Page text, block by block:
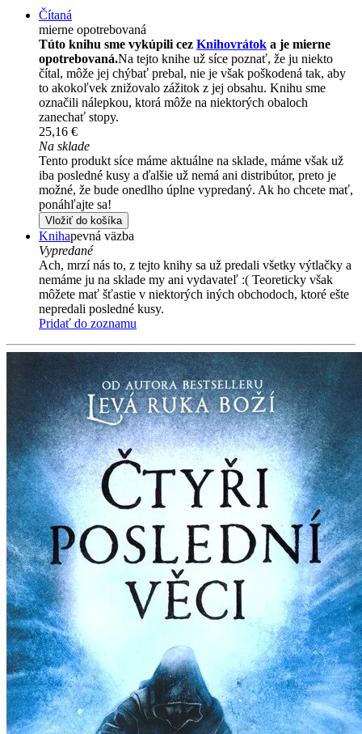
Čítaná
mierne opotrebovaná
Túto knihu sme vykúpili cez Knihovrátok a je mierne
opotrebovaná.Na tejto knihe už síce poznať, že ju niekto
čítal, môže jej chýbať prebal, nie je však poškodená tak, aby
to akokoľvek znižovalo zážitok z jej obsahu. Knihu sme
označili nálepkou, ktorá môže na niektorých obaloch
zanechať stopy.
25,16 €
Na sklade
Tento produkt síce máme aktuálne na sklade, máme však už
iba posledné kusy a ďalšie už nemá ani distribútor, preto je
možné, že bude onedlho úplne vypredaný. Ak ho chcete mať,
ponáhľajte sa!
Vložiť do košíka
Knihapevná väzba
Vypredané
Ach, mrzí nás to, z tejto knihy sa už predali všetky výtlačky a
nemáme ju na sklade my ani vydavateľ :( Teoreticky však
môžete mať šťastie v niektorých iných obchodoch, ktoré ešte
nepredali posledné kusy.
Pridať do zoznamu